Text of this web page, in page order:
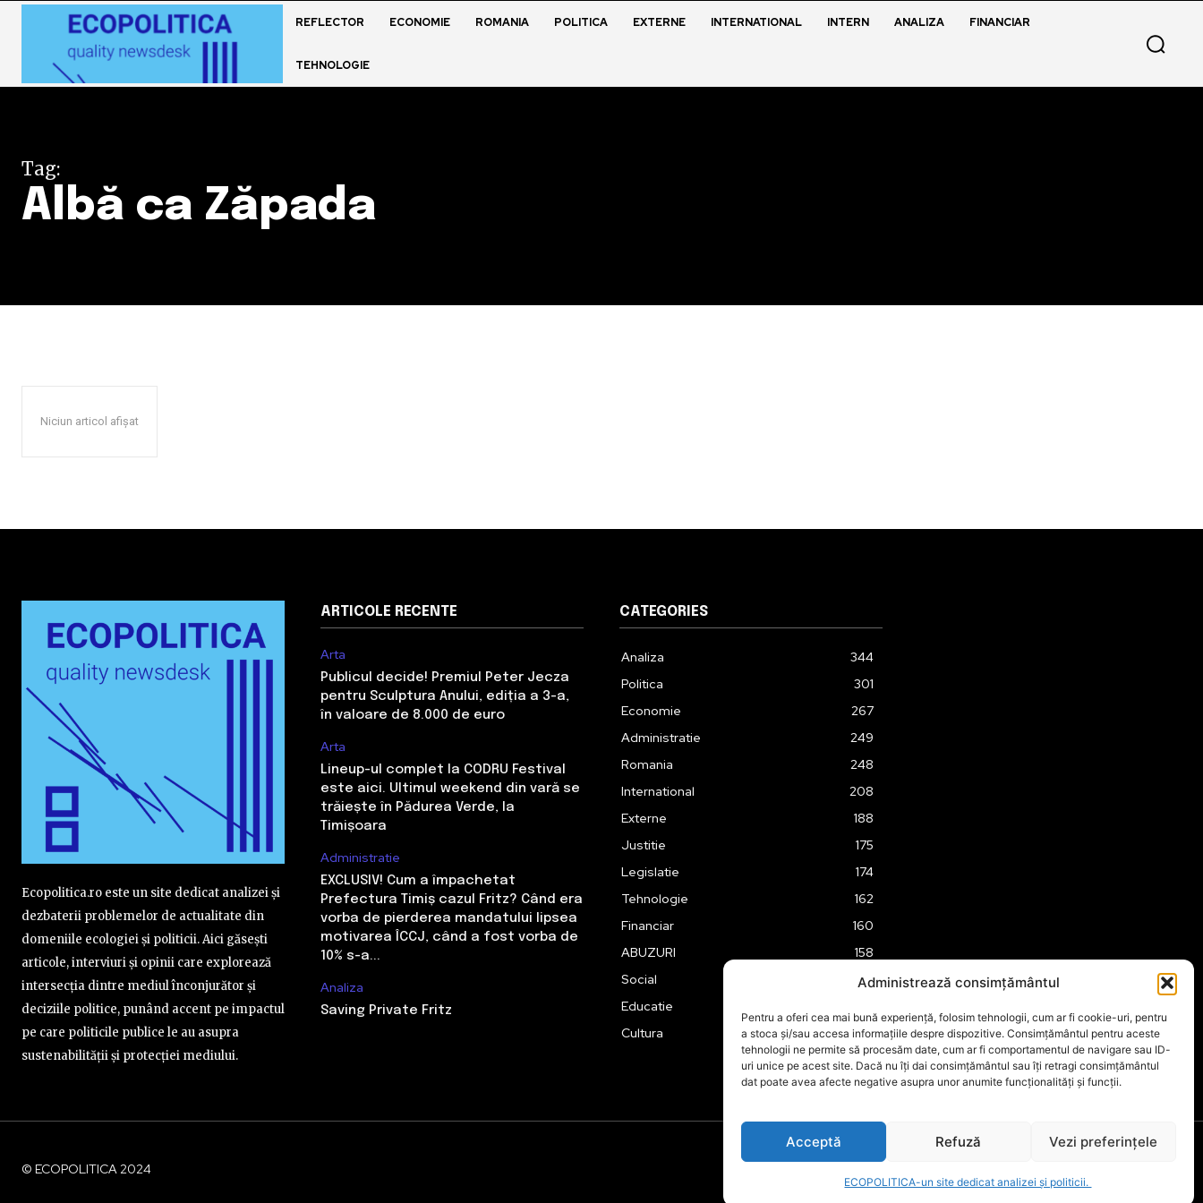
Administrează consimțământul
Pentru a oferi cea mai bună experiență, folosim tehnologii, cum ar fi cookie-uri, pentru
a stoca și/sau accesa informațiile despre dispozitive. Consimțământul pentru aceste
tehnologii ne permite să procesăm date, cum ar fi comportamentul de navigare sau ID-
uri unice pe acest site. Dacă nu îți dai consimțământul sau îți retragi consimțământul
dat poate avea afecte negative asupra unor anumite funcționalități și funcții.
Acceptă Refuză Vezi preferințele
ECOPOLITICA-un site dedicat analizei și politicii.
REFLECTOR ECONOMIE ROMANIA POLITICA EXTERNE INTERNATIONAL INTERN ANALIZA FINANCIAR
TEHNOLOGIE
Tag:
Albă ca Zăpada
Niciun articol afișat
Ecopolitica.ro este un site dedicat analizei și
dezbaterii problemelor de actualitate din
domeniile ecologiei și politicii. Aici găsești
articole, interviuri și opinii care explorează
intersecția dintre mediul înconjurător și
deciziile politice, punând accent pe impactul
pe care politicile publice le au asupra
sustenabilității și protecției mediului.
ARTICOLE RECENTE
Arta
Publicul decide! Premiul Peter Jecza
pentru Sculptura Anului, ediția a 3-a,
în valoare de 8.000 de euro
Arta
Lineup-ul complet la CODRU Festival
este aici. Ultimul weekend din vară se
trăiește în Pădurea Verde, la
Timișoara
Administratie
EXCLUSIV! Cum a împachetat
Prefectura Timiș cazul Fritz? Când era
vorba de pierderea mandatului lipsea
motivarea ÎCCJ, când a fost vorba de
10% s-a...
Analiza
Saving Private Fritz
CATEGORIES
Analiza
344
Politica
301
Economie
267
Administratie
249
Romania
248
International
208
Externe
188
Justitie
175
Legislatie
174
Tehnologie
162
Financiar
160
ABUZURI
158
Social
157
Educatie
Cultura
149
© ECOPOLITICA 2024